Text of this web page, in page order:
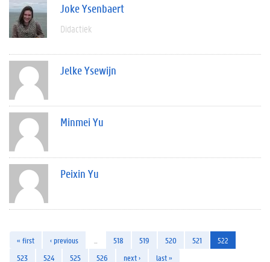
Joke Ysenbaert
Didactiek
Jelke Ysewijn
Minmei Yu
Peixin Yu
« first ‹ previous 518 519 520 521
522
523
524 525 526 next › last »